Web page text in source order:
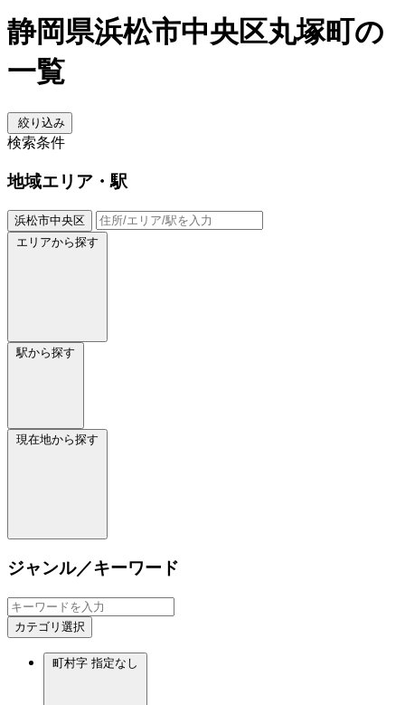
静岡県浜松市中央区丸塚町の
一覧
絞り込み
検索条件
地域エリア・駅
浜松市中央区
エリアから探す
駅から探す
現在地から探す
ジャンル／キーワード
カテゴリ選択
町村字 指定なし